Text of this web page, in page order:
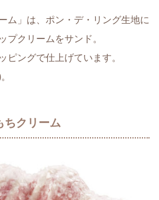
ム」は、ポン・デ・リング生地に
プクリームをサンド。
ピングで仕上げています。
ちクリーム